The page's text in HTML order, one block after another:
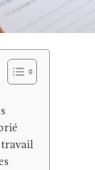
travail